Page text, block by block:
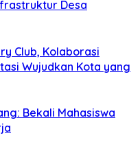
Desa
Club, Kolaborasi
Wujudkan Kota yang
Bekali Mahasiswa